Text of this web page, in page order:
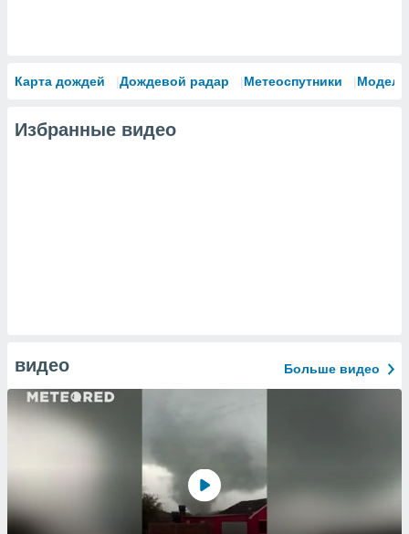
Карта дождей Дождевой радар Метеоспутники Модели
Избранные видео
видео Больше видео